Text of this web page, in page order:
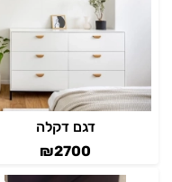
דגם דקלה
₪2700